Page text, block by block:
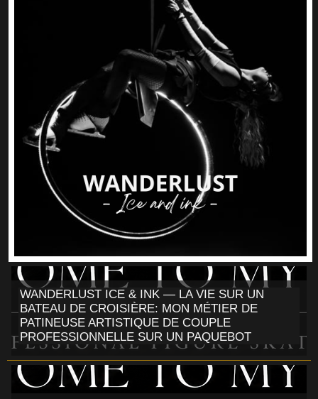
WANDERLUST ICE & INK — LA VIE SUR UN
BATEAU DE CROISIÈRE: MON MÉTIER DE
PATINEUSE ARTISTIQUE DE COUPLE
PROFESSIONNELLE SUR UN PAQUEBOT